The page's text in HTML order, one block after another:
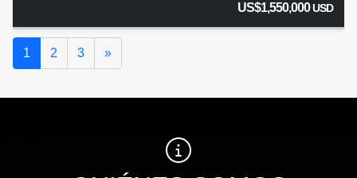
US$1,550,000USD
1 2 3 »Siguiente